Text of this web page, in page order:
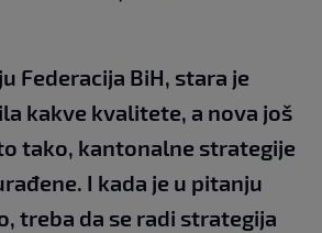
Federacija BiH, stara je
kakve kvalitete, a nova još
tako, kantonalne strategije
I kada je u pitanju
treba da se radi strategija